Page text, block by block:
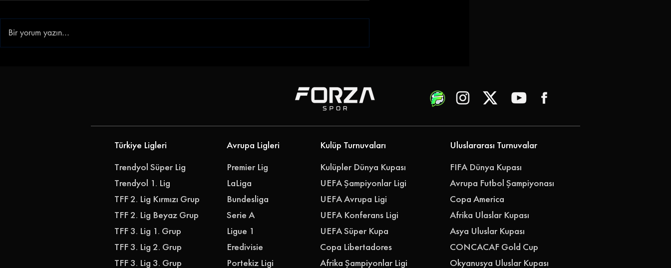
''Geleceğimizi Birlikte
Yazalım''
Bir yorum yazın...
Türkiye Ligleri
Trendyol Süper Lig
Trendyol 1. Lig
TFF 2. Lig Kırmızı Grup
TFF 2. Lig Beyaz Grup
TFF 3. Lig 1. Grup
TFF 3. Lig 2. Grup
TFF 3. Lig 3. Grup
Avrupa Ligleri
Premier Lig
LaLiga
Bundesliga
Serie A
Ligue 1
Eredivisie
Portekiz Ligi
Kulüp Turnuvaları
Kulüpler Dünya Kupası
UEFA Şampiyonlar Ligi
UEFA Avrupa Ligi
UEFA Konferans Ligi
UEFA Süper Kupa
Copa Libertadores
Afrika Şampiyonlar Ligi
Uluslararası Turnuvalar
FIFA Dünya Kupası
Avrupa Futbol Şampiyonası
Copa America
Afrika Ulaslar Kupası
Asya Uluslar Kupası
CONCACAF Gold Cup
Okyanusya Uluslar Kupası